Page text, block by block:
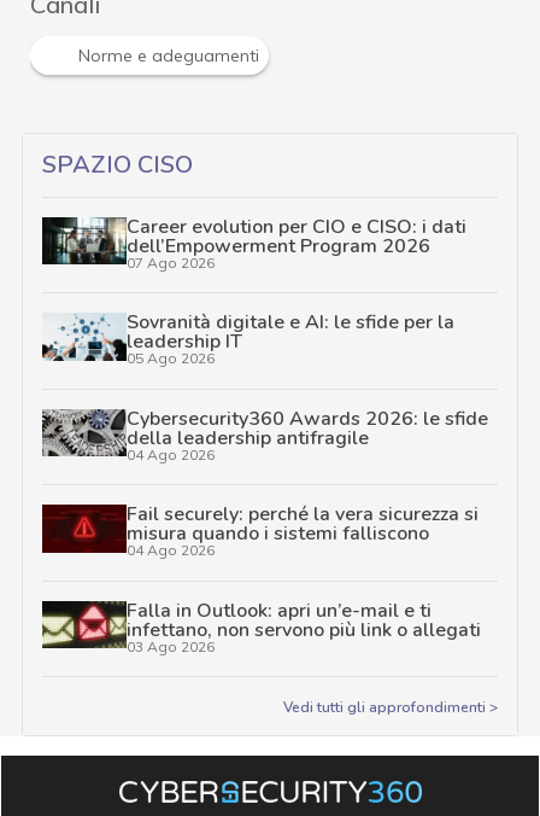
Norme e adeguamenti
SPAZIO CISO
Career evolution per CIO e CISO: i dati
dell’Empowerment Program 2026
07 Ago 2026
Sovranità digitale e AI: le sfide per la
leadership IT
05 Ago 2026
Cybersecurity360 Awards 2026: le sfide
della leadership antifragile
04 Ago 2026
Fail securely: perché la vera sicurezza si
misura quando i sistemi falliscono
04 Ago 2026
Falla in Outlook: apri un’e-mail e ti
infettano, non servono più link o allegati
03 Ago 2026
Vedi tutti gli approfondimenti >